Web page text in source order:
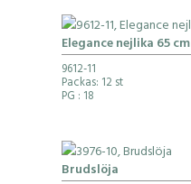
Elegance nejlika 65 cm
9612-11
Packas: 12 st
PG : 18
Brudslöja